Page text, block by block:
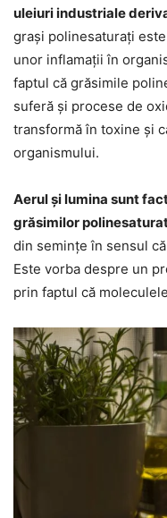
uleiuri industriale
grași polinesaturați
unor inflamații în
faptul că grăsimile
suferă și procese de
transformă în toxine și
organismului.
Aerul și lumina sunt
grăsimilor
din semințe în sensul
Este vorba despre un
prin faptul că